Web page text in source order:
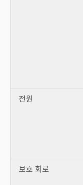
전원
보호 회로